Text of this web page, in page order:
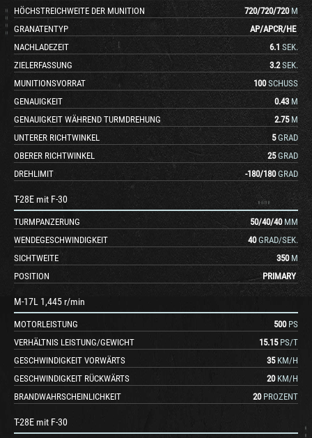
HÖCHSTREICHWEITE DER MUNITION
720/720/720 M
GRANATENTYP
AP/APCR/HE
NACHLADEZEIT
6.1 SEK.
ZIELERFASSUNG
3.2 SEK.
MUNITIONSVORRAT
100 SCHUSS
GENAUIGKEIT
0.43 M
GENAUIGKEIT WÄHREND TURMDREHUNG
2.75 M
UNTERER RICHTWINKEL
5 GRAD
OBERER RICHTWINKEL
25 GRAD
DREHLIMIT
-180/180 GRAD
T-28E mit F-30
TURMPANZERUNG 50/40/40 MM
WENDEGESCHWINDIGKEIT
40 GRAD/SEK.
SICHTWEITE
350 M
POSITION
PRIMARY
M-17L 1,445 r/min
MOTORLEISTUNG 500 PS
VERHÄLTNIS LEISTUNG/GEWICHT
15.15 PS/T
GESCHWINDIGKEIT VORWÄRTS
35 KM/H
GESCHWINDIGKEIT RÜCKWÄRTS
20 KM/H
BRANDWAHRSCHEINLICHKEIT
20 PROZENT
T-28E mit F-30